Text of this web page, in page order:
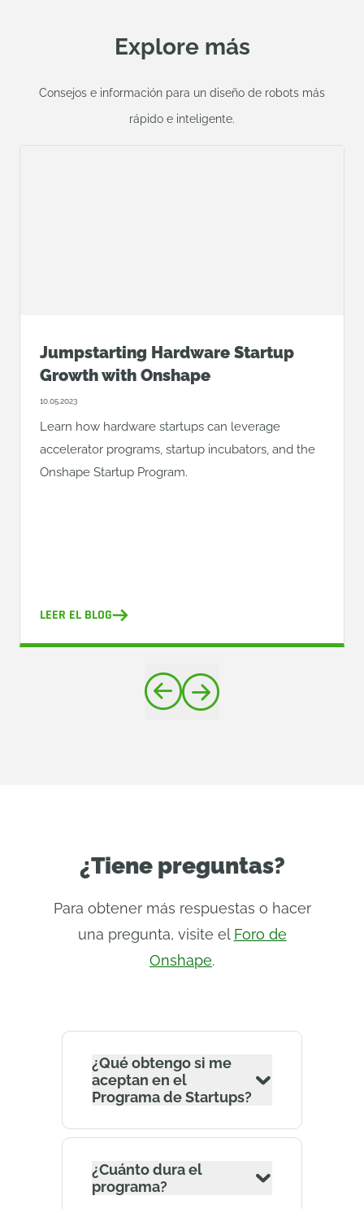
Explore más
Consejos e información para un diseño de robots más
rápido e inteligente.
Jumpstarting Hardware Startup
Growth with Onshape
10.05.2023
Learn how hardware startups can leverage
accelerator programs, startup incubators, and the
Onshape Startup Program.
LEER EL BLOG
¿Tiene preguntas?
Para obtener más respuestas o hacer
una pregunta, visite el Foro de
Onshape.
¿Qué obtengo si me
aceptan en el
Programa de Startups?
¿Cuánto dura el
programa?